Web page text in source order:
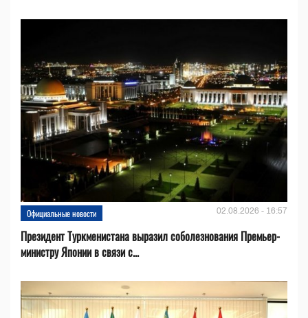
Официальные новости 02.08.2026 - 16:57
Президент Туркменистана выразил соболезнования Премьер-
министру Японии в связи с...